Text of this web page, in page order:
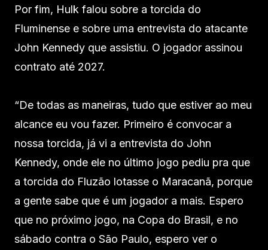
Por fim, Hulk falou sobre a torcida do
Fluminense e sobre uma entrevista do atacante
John Kennedy que assistiu. O jogador assinou
contrato até 2027.
“De todas as maneiras, tudo que estiver ao meu
alcance eu vou fazer. Primeiro é convocar a
nossa torcida, já vi a entrevista do John
Kennedy, onde ele no último jogo pediu pra que
a torcida do Fluzão lotasse o Maracanã, porque
a gente sabe que é um jogador a mais. Espero
que no próximo jogo, na Copa do Brasil, e no
sábado contra o São Paulo, espero ver o